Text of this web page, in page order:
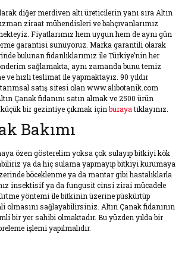
diğer merdiven altı üreticilerin yanı sıra Altın
ziraat mühendisleri ve bahçıvanlarımız
Fiyatlarımız hem uygun hem de aynı gün
garantisi sunuyoruz. Marka garantili olarak
bulunan fidanlıklarımız ile Türkiye’nin her
sağlamakta, aynı zamanda bunu temiz
ve hızlı teslimat ile yapmaktayız. 90 yıldır
satış sitesi olan www.alibotanik.com
Çanak fidanını satın almak ve 2500 ürün
bir gezintiye çıkmak içinburayatıklayınız.
Bakımı
özen gösterelim yoksa çok sulayıp bitkiyi kök
ya da hiç sulama yapmayıp bitkiyi kurumaya
böceklenme ya da mantar gibi hastalıklarla
insektisif ya da fungusit cinsi zirai mücadele
yöntemi ile bitkinin üzerine püskürtüp
sağlayabilirsiniz. Altın Çanak fidanının
bir yer sahibi olmaktadır. Bu yüzden yılda bir
işlemi yapılmalıdır.